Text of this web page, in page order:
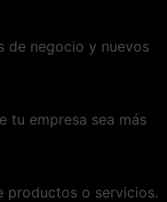
de negocio y nuevos
tu empresa sea más
productos o servicios.